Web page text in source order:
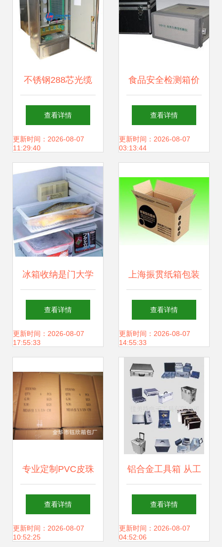
不锈钢288芯光缆
交接箱产品接口全
面介绍
查看详情
更新时间：2026-08-07
11:29:40
食品安全检测箱价
格 食品安全检测箱
批发 食品安全检测
查看详情
更新时间：2026-08-07
03:13:44
冰箱收纳是门大学
问 各种功能收纳盒
你都了解吗？
查看详情
更新时间：2026-08-07
17:55:33
上海振贯纸箱包装
厂产品展示与包装
解决方案
查看详情
更新时间：2026-08-07
14:55:33
专业定制PVC皮珠
宝箱 精美化工艺背
后的价格与选择
查看详情
更新时间：2026-08-07
10:52:25
铝合金工具箱 从工
业到专业领域的全
能守护者
查看详情
更新时间：2026-08-07
04:52:06